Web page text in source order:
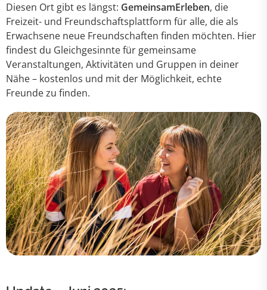
Diesen Ort gibt es längst: GemeinsamErleben, die
Freizeit- und Freundschaftsplattform für alle, die als
Erwachsene neue Freundschaften finden möchten. Hier
findest du Gleichgesinnte für gemeinsame
Veranstaltungen, Aktivitäten und Gruppen in deiner
Nähe – kostenlos und mit der Möglichkeit, echte
Freunde zu finden.